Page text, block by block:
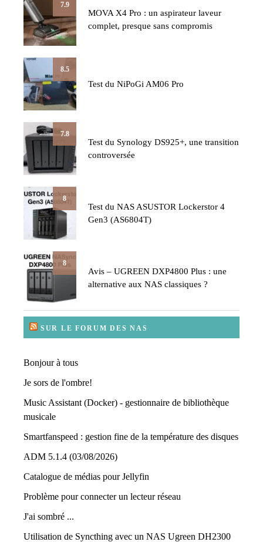
7.9
MOVA X4 Pro : un aspirateur laveur
complet, presque sans compromis
8.5
Test du NiPoGi AM06 Pro
7.8
Test du Synology DS925+, une transition
controversée
8
Test du NAS ASUSTOR Lockerstor 4
Gen3 (AS6804T)
8
Avis – UGREEN DXP4800 Plus : une
alternative aux NAS classiques ?
SUR LE FORUM DES NAS
Bonjour à tous
Je sors de l'ombre!
Music Assistant (Docker) - gestionnaire de bibliothèque
musicale
Smartfanspeed : gestion fine de la température des disques
ADM 5.1.4 (03/08/2026)
Catalogue de médias pour Jellyfin
Problème pour connecter un lecteur réseau
J'ai sombré ...
Utilisation de Syncthing avec un NAS Ugreen DH2300